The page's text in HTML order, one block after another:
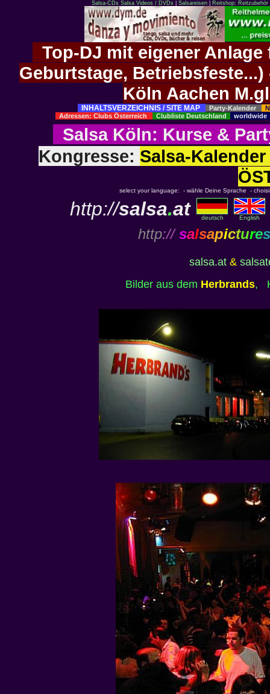
Salsa-CDs Salsa Videos / DVDs| Salsareisen| Reitshop:
Top-DJ mit eigener
Geburtstage,
Köln Aachen
INHALTSVERZEICHNIS / SITE MAP Party-Kalender
Adressen: Clubs Österreich
Clubliste Deutschland worldwide
Salsa Köln: Kurse &
Kongresse: Salsa-
select your language: - wähle Deine Sprache -
http://salsa.at deutsch English
http:// salsapictures
salsa.at &
Bilder aus dem Herbrands,